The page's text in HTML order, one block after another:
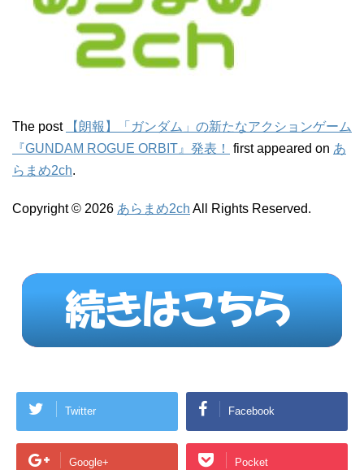
The post
【朗報】「ガンダム」の新たなアクションゲーム
『GUNDAM ROGUE ORBIT』発表！
first appeared on あ
らまめ2ch.
Copyright © 2026 あらまめ2ch All Rights Reserved.
Twitter Facebook
Google+ Pocket